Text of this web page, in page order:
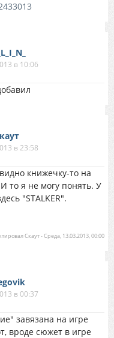
в 10:06
в 23:58
книжечку-то на
то я не могу понять. У
"STALKER".
Скаут-Среда, 13.03.2013, 00:00
в 00:37
завязана на игре
вроде сюжет в игре